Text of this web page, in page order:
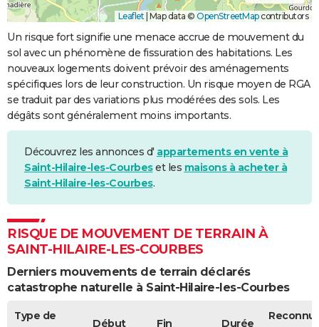
Leaflet | Map data © OpenStreetMapcontributors
Un risque fort signifie une menace accrue de mouvement du
sol avec un phénomène de fissuration des habitations. Les
nouveaux logements doivent prévoir des aménagements
spécifiques lors de leur construction. Un risque moyen de RGA
se traduit par des variations plus modérées des sols. Les
dégâts sont généralement moins importants.
Découvrez les annonces d' appartements en vente à
Saint-Hilaire-les-Courbeset les maisons à acheter à
Saint-Hilaire-les-Courbes.
RISQUE DE MOUVEMENT DE TERRAIN À
SAINT-HILAIRE-LES-COURBES
Derniers mouvements de terrain déclarés
catastrophe naturelle à Saint-Hilaire-les-Courbes
Type de
Début Fin Durée